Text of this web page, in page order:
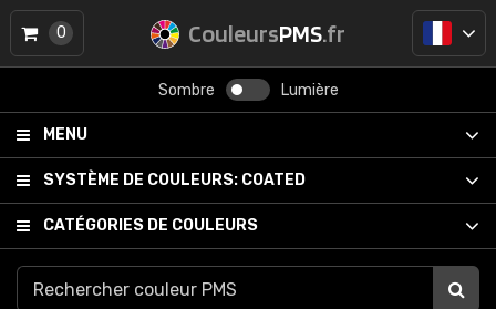
CouleursPMS.fr
Sombre Lumière
MENU
SYSTÈME DE COULEURS: COATED
CATÉGORIES DE COULEURS
0